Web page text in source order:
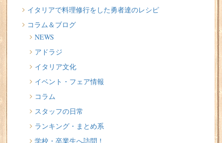
イタリア人はどんなジェラートを食べる？
2026/07/17
イタリアが誇る3人の天才芸術家 その傑作を見に行こう！
2026/07/16
味わってみたい！魚介の「ごった煮」 リヴォルノの
Cacciucco（カッチュッコ）
イタリアで料理修行をした勇者達のレシピ
コラム＆ブログ
NEWS
アドラジ
イタリア文化
イベント・フェア情報
コラム
スタッフの日常
ランキング・まとめ系
学校・卒業生へ訪問！